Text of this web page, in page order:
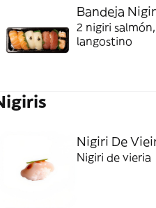
Bandeja
2 nigiri
langostino
Nigiri De
Nigiri de vieria